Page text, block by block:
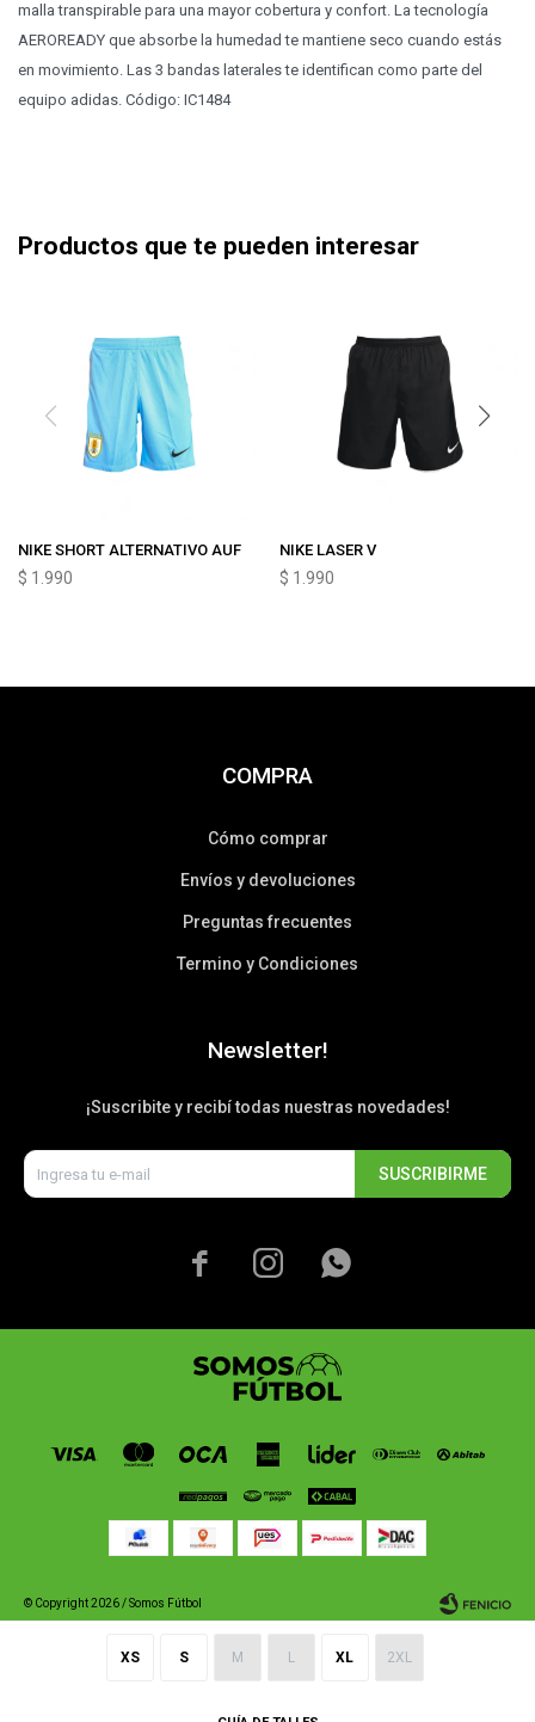
XS S M L XL 2XL
malla transpirable para una mayor cobertura y confort. La tecnología
AEROREADY que absorbe la humedad te mantiene seco cuando estás
en movimiento. Las 3 bandas laterales te identifican como parte del
equipo adidas. Código: IC1484
Productos que te pueden interesar
NIKE SHORT ALTERNATIVO AUF
$ 1.990
NIKE LASER V
$ 1.990
COMPRA
Cómo comprar
Envíos y devoluciones
Preguntas frecuentes
Termino y Condiciones
Newsletter!
¡Suscribite y recibí todas nuestras novedades!
SUSCRIBIRME
  
© Copyright 2026 / Somos Fútbol